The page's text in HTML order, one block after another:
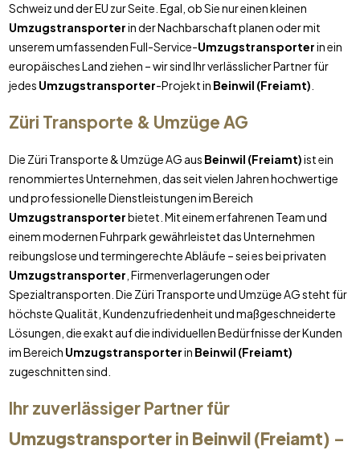
Schweiz und der EU zur Seite. Egal, ob Sie nur einen kleinen
Umzugstransporterin der Nachbarschaft planen oder mit
unserem umfassenden Full-Service-Umzugstransporterin ein
europäisches Land ziehen – wir sind Ihr verlässlicher Partner für
jedes Umzugstransporter-Projekt in Beinwil (Freiamt)
Züri Transporte & Umzüge AG
Die Züri Transporte & Umzüge AG aus Beinwil (Freiamt)ist ein
renommiertes Unternehmen, das seit vielen Jahren hochwertige
und professionelle Dienstleistungen im Bereich
Umzugstransporterbietet. Mit einem erfahrenen Team und
einem modernen Fuhrpark gewährleistet das Unternehmen
reibungslose und termingerechte Abläufe – sei es bei privaten
Umzugstransporter , Firmenverlagerungen oder
Spezialtransporten. Die Züri Transporte und Umzüge AG steht für
höchste Qualität, Kundenzufriedenheit und maßgeschneiderte
Lösungen, die exakt auf die individuellen Bedürfnisse der Kunden
im Bereich Umzugstransporterin Beinwil (Freiamt)
zugeschnitten sind.
Ihr zuverlässiger Partner für
Umzugstransporterin Beinwil (Freiamt) –